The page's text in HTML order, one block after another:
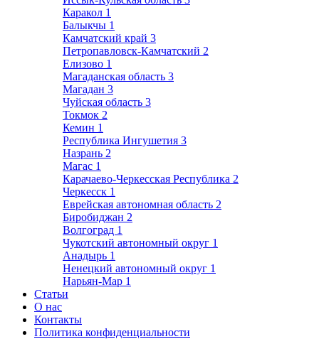
Каракол 1
Балыкчы 1
Камчатский край 3
Петропавловск-Камчатский 2
Елизово 1
Магаданская область 3
Магадан 3
Чуйская область 3
Токмок 2
Кемин 1
Республика Ингушетия 3
Назрань 2
Магас 1
Карачаево-Черкесская Республика 2
Черкесск 1
Еврейская автономная область 2
Биробиджан 2
Волгоград 1
Чукотский автономный округ 1
Анадырь 1
Ненецкий автономный округ 1
Нарьян-Мар 1
Статьи
О нас
Контакты
Политика конфиденциальности